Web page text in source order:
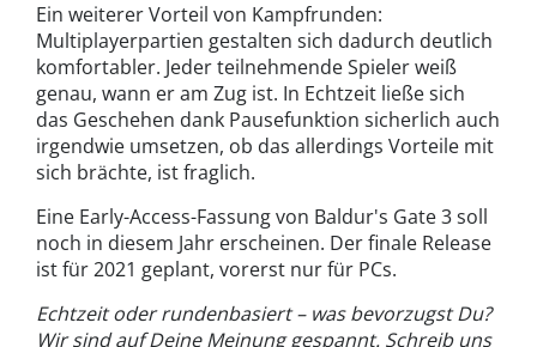
Ein weiterer Vorteil von Kampfrunden:
Multiplayerpartien gestalten sich dadurch deutlich
komfortabler. Jeder teilnehmende Spieler weiß
genau, wann er am Zug ist. In Echtzeit ließe sich
das Geschehen dank Pausefunktion sicherlich auch
irgendwie umsetzen, ob das allerdings Vorteile mit
sich brächte, ist fraglich.
Eine Early-Access-Fassung von Baldur's Gate 3 soll
noch in diesem Jahr erscheinen. Der finale Release
ist für 2021 geplant, vorerst nur für PCs.
Echtzeit oder rundenbasiert – was bevorzugst Du?
Wir sind auf Deine Meinung gespannt. Schreib uns